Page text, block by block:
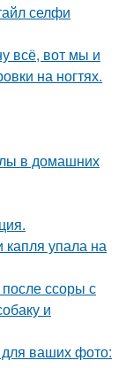
селфи
всё, вот мы и
на ногтях.
в домашних
упала на
ссоры с
и
ваших фото: